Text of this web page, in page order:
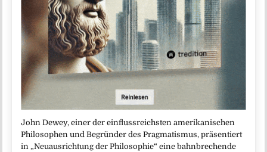
John Dewey, einer der einflussreichsten amerikanischen
Philosophen und Begründer des Pragmatismus, präsentiert
in „Neuausrichtung der Philosophie“ eine bahnbrechende